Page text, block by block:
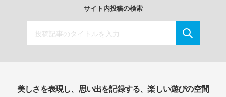
サイト内投稿の検索
美しさを表現し、思い出を記録する、楽しい遊びの空間